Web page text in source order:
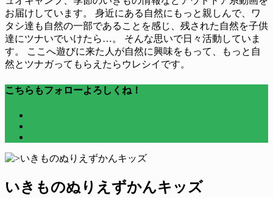
お届けしています。 身近にある自然にもっと親しんで、ワ
タシ達も自然の一部であることを感じ、残された自然を子供
達にツナいでいけたら…。 そんな思いで日々活動していま
す。 ここへ遊びに来た人が自然に興味をもって、もっと自
然とツナガってもらえたらウレシイです。
こちらもフォローよろしくね！
いきものぬりえずかんキッズ